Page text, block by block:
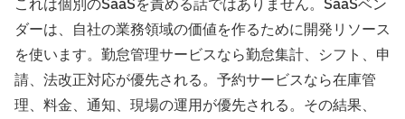
これは個別のSaaSを責める話ではありません。SaaSベン
ダーは、自社の業務領域の価値を作るために開発リソース
を使います。勤怠管理サービスなら勤怠集計、シフト、申
請、法改正対応が優先される。予約サービスなら在庫管
理、料金、通知、現場の運用が優先される。その結果、